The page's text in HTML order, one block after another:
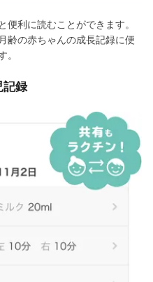
便利に読むことができます。
齢の赤ちゃんの成長記録に便
。
記録